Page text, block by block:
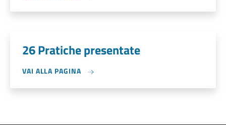
26 Pratiche presentate
VAI ALLA PAGINA